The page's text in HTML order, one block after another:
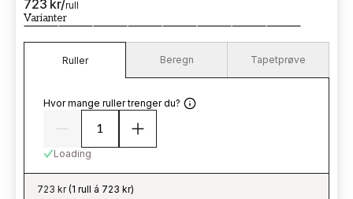
723 kr/rull
Varianter
Ruller Beregn Tapetprøve
Hvor mange ruller trenger du?
Loading
723 kr(1 rull á 723 kr)